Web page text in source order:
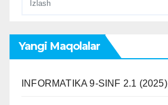
Yangi Maqolalar
INFORMATIKA 9-SINF 2.1 (2025)